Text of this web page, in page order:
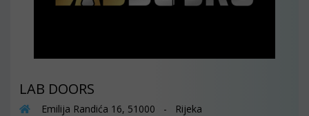
LAB DOORS
Emilija Randića 16, 51000 - Rijeka